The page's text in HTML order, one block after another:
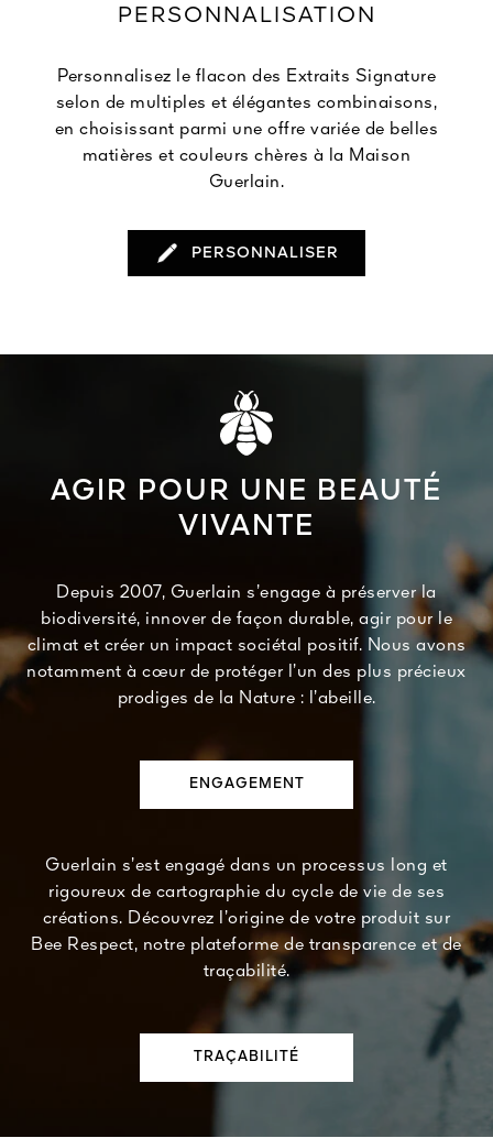
PERSONNALISATION
Personnalisez le flacon des Extraits Signature
selon de multiples et élégantes combinaisons,
en choisissant parmi une offre variée de belles
matières et couleurs chères à la Maison
Guerlain.
PERSONNALISER
AGIR POUR UNE BEAUTÉ
VIVANTE
Depuis 2007, Guerlain s’engage à préserver la
biodiversité, innover de façon durable, agir pour le
climat et créer un impact sociétal positif. Nous avons
notamment à cœur de protéger l’un des plus précieux
prodiges de la Nature : l’abeille.
ENGAGEMENT
Guerlain s’est engagé dans un processus long et
rigoureux de cartographie du cycle de vie de ses
créations. Découvrez l’origine de votre produit sur
Bee Respect, notre plateforme de transparence et de
traçabilité.
TRAÇABILITÉ